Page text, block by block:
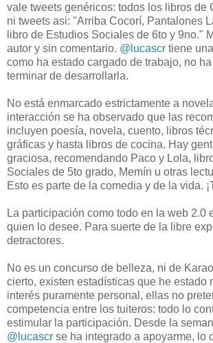
vale tweets genéricos: todos los libros de
ni tweets asi: "Arriba Cocorí, Pantalones
libro de Estudios Sociales de 6to y 9no."
autor y sin comentario. @lucascr tiene
como ha estado cargado de trabajo, no
terminar de desarrollarla.
No está enmarcado estrictamente a
interacción se ha observado que las
incluyen poesía, novela, cuento, libros
gráficas y hasta libros de cocina. Hay
graciosa, recomendando Paco y Lola,
Sociales de 5to grado, Memín u otras
Esto es parte de la comedia y de la vida.
La participación como todo en la web 2.0
quien lo desee. Para suerte de la libre
detractores.
No es un concurso de belleza, ni de
cierto, existen estadísticas que he estado
interés puramente personal, ellas no
competencia entre los tuiteros: todo lo
estimular la participación. Desde la
@lucascr se ha integrado a apoyarme, lo